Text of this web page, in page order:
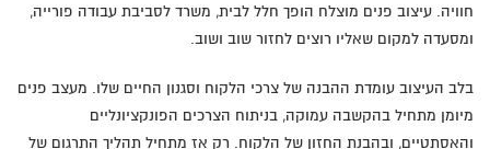
חוויה. עיצוב פנים מוצלח הופך חלל לבית, משרד לסביבת עבודה פורייה,
ומסעדה למקום שאליו רוצים לחזור שוב ושוב.
בלב העיצוב עומדת ההבנה של צרכי הלקוח וסגנון החיים שלו. מעצב פנים
מיומן מתחיל בהקשבה עמוקה, בניתוח הצרכים הפונקציונליים
והאסתטיים, ובהבנת החזון של הלקוח. רק אז מתחיל תהליך התרגום של